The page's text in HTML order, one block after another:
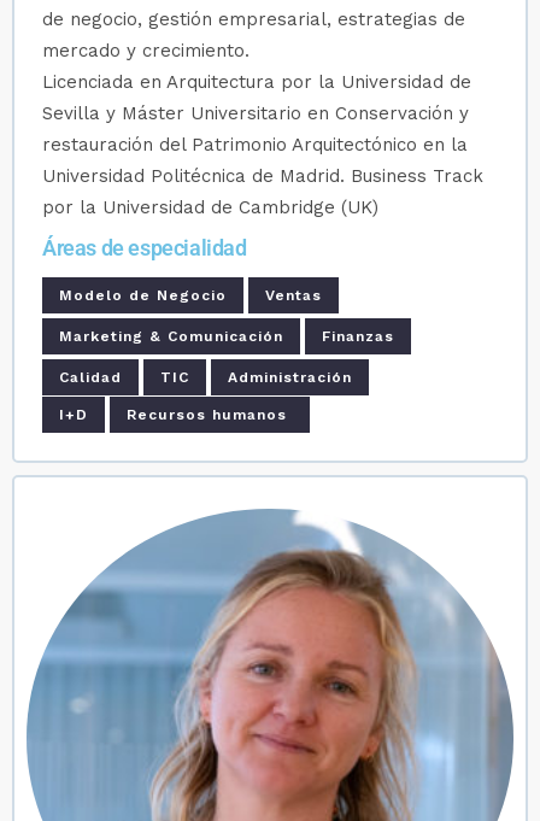
de negocio, gestión empresarial, estrategias de
mercado y crecimiento.
Licenciada en Arquitectura por la Universidad de
Sevilla y Máster Universitario en Conservación y
restauración del Patrimonio Arquitectónico en la
Universidad Politécnica de Madrid. Business Track
por la Universidad de Cambridge (UK)
Áreas de especialidad
Modelo de Negocio Ventas
Marketing & Comunicación Finanzas
Calidad TIC Administración
I+D Recursos humanos